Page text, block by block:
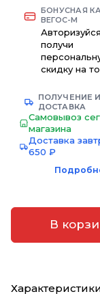
БОНУСНАЯ
ВЕГОС-М
получи
скидку на
ПОЛУЧЕНИЕ И
ДОСТАВКА
Самовывоз
магазина
Доставка
650 ₽
В